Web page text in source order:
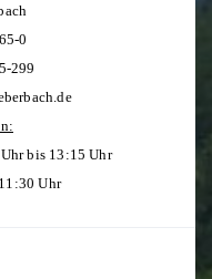
0
299
bis 13:15 Uhr
Uhr